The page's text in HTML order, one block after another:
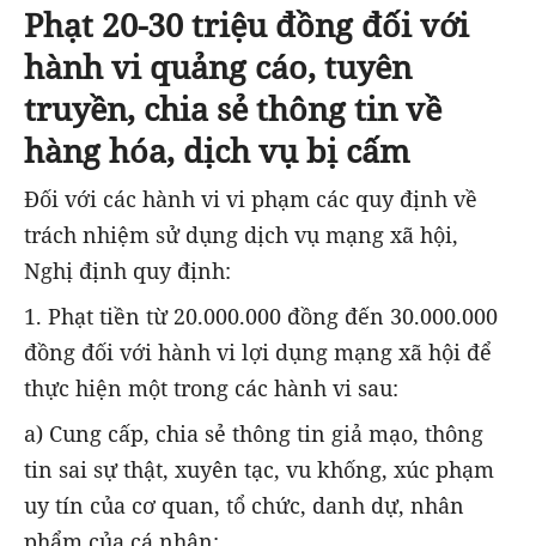
Phạt 20-30 triệu đồng đối với
hành viquảng cáo, tuyên
truyền, chia sẻ thông tin về
hàng hóa, dịch vụ bị cấm
Đối với các hành vi vi phạm các quy định về
trách nhiệm sử dụng dịch vụ mạng xã hội,
Nghị định quy định:
1. Phạt tiền từ 20.000.000 đồng đến 30.000.000
đồng đối với hành vi lợi dụng mạng xã hội để
thực hiện một trong các hành vi sau:
a) Cung cấp, chia sẻ thông tin giả mạo, thông
tin sai sự thật, xuyên tạc, vu khống, xúc phạm
uy tín của cơ quan, tổ chức, danh dự, nhân